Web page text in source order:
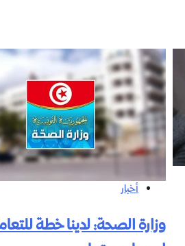
أخبار
وزارة الصحة: لدينا خطة